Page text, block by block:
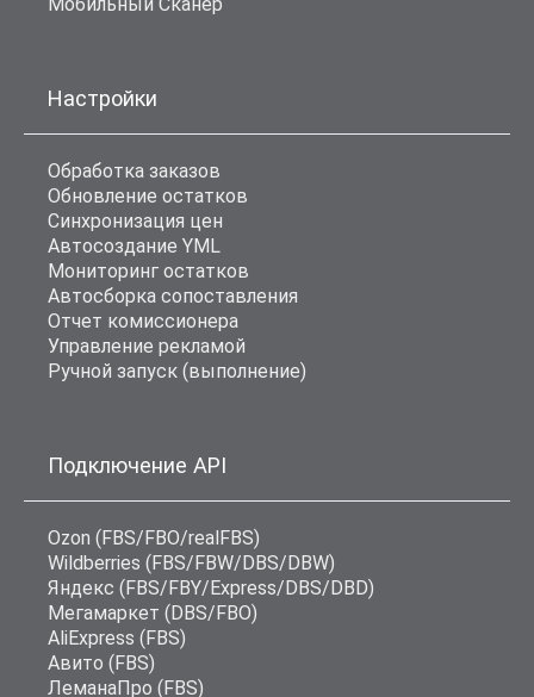
Настройки
Обработка заказов
Обновление остатков
Синхронизация цен
Автосоздание YML
Мониторинг остатков
Автосборка сопоставления
Отчет комиссионера
Управление рекламой
Ручной запуск (выполнение)
Подключение API
Ozon (FBS/FBO/realFBS)
Wildberries (FBS/FBW/DBS/DBW)
Яндекс (FBS/FBY/Express/DBS/DBD)
Мегамаркет (DBS/FBO)
AliExpress (FBS)
Авито (FBS)
ЛеманаПро (FBS)